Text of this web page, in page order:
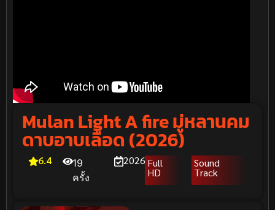
Mulan Light A fire มู่หลานคม
ดาบอาบเลือด (2026)
6.4
19
ครั้ง
2026Full
HD
Sound
Track